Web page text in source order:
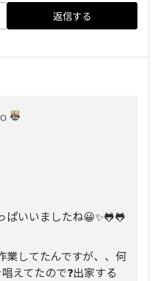
返信する
いいましたね😀✨🐸🐸
業してたんですが、、何
えてたので❓出家する